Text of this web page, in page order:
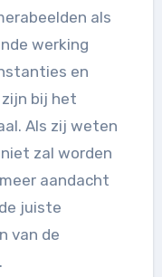
als
werking
en
bij het
Als zij weten
zal worden
aandacht
juiste
van de